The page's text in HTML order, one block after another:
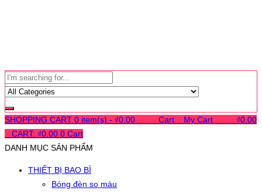
SHOPPING CART 0 item(s) - ₫0.00 Cart My Cart ₫0.00
CART: ₫0.00 0 Cart
DANH MỤC SẢN PHẨM
THIẾT BỊ BAO BÌ
Bóng đèn so màu